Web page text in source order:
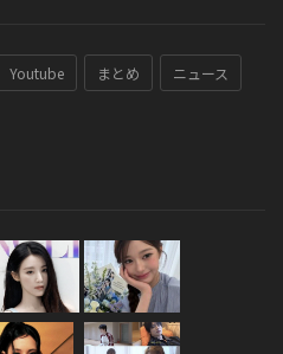
Youtube まとめ ニュース